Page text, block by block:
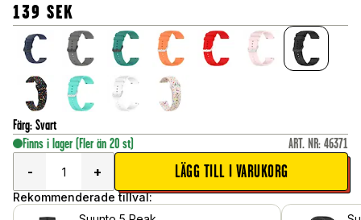
139 SEK
Färg: Svart
Finns i lager (Fler än 20 st) ART. NR: 46371
-
+ LÄGG TILL I VARUKORG
Rekommenderade tillval: